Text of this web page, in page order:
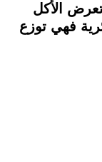
تعرض الأكل
فهي توزع